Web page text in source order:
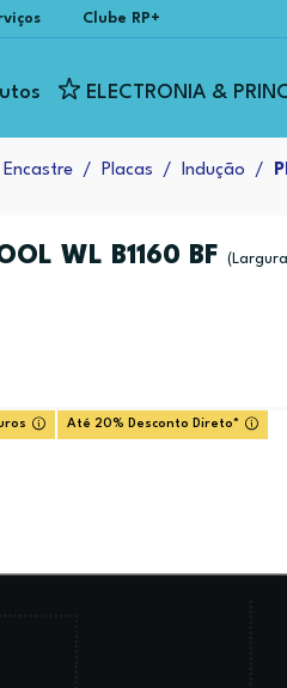
Clube RP+
ELECTRONIA &
Encastre Placas Indução
WL B1160 BF
Até 20% Desconto Direto*